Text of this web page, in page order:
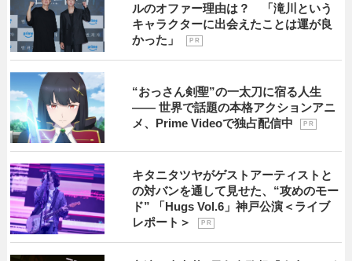
ルのオファー理由は？ 「滝川という
キャラクターに出会えたことは運が良
かった」
P R
“おっさん剣聖”の一太刀に宿る人生
―― 世界で話題の本格アクションアニ
メ、Prime Videoで独占配信中
P R
キタニタツヤがゲストアーティストと
の対バンを通して見せた、“攻めのモー
ド” 「Hugs Vol.6」神戸公演＜ライブ
レポート＞
P R